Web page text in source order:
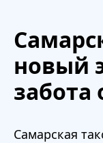
новый
забота
Самарская